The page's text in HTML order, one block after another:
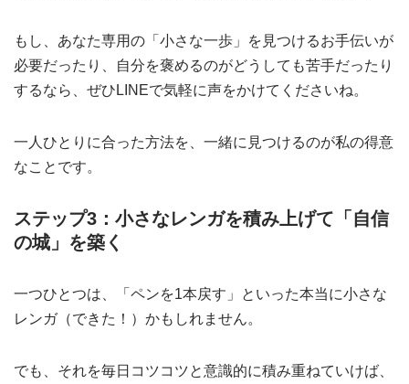
もし、あなた専用の「小さな一歩」を見つけるお手伝いが
必要だったり、自分を褒めるのがどうしても苦手だったり
するなら、ぜひLINEで気軽に声をかけてくださいね。
一人ひとりに合った方法を、一緒に見つけるのが私の得意
なことです。
ステップ3：小さなレンガを積み上げて「自信
の城」を築く
一つひとつは、「ペンを1本戻す」といった本当に小さな
レンガ（できた！）かもしれません。
でも、それを毎日コツコツと意識的に積み重ねていけば、